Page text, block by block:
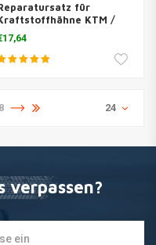
für
KTM /
HUSQVARNA
24
verpassen?